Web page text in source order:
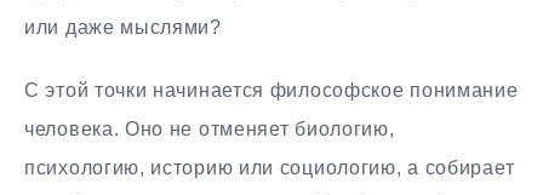
или даже мыслями?
С этой точки начинается философское понимание
человека. Оно не отменяет биологию,
психологию, историю или социологию, а собирает